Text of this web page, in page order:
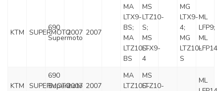
KTM SUPERMOTO
690
Supermoto
2007 2007
MA
LTX9-
BS;
MA
LTZ10S-
BS
MS
LTZ10-
S;
MS
LTX9-
4
MG
LTX9-
4;
MG
LTZ10-
S
ML
LFP9;
ML
LFP14
KTM SUPERMOTO
690
Supermoto
2007 2007
MA
LTZ10S-
MS
LTZ10-
ML